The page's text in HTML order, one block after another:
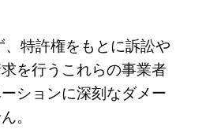
特許権をもとに訴訟や
を行うこれらの事業者
ションに深刻なダメー
。